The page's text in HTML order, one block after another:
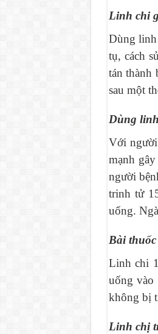
Linh chi
Dùng
tụ, cách
tán thành
sau một
Dùng
Với
mạnh
người
trinh tử
uống.
Bài
Linh chi
uống
không bị
Linh chị